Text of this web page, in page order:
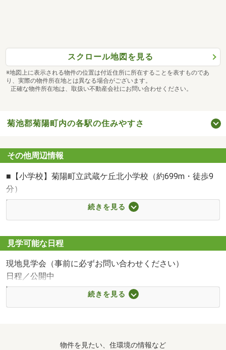
スクロール地図を見る
※地図上に表示される物件の位置は付近住所に所在することを表すものであ
り、実際の物件所在地とは異なる場合がございます。
正確な物件所在地は、取扱い不動産会社にお問い合わせください。
菊池郡菊陽町内の各駅の住みやすさ
その他周辺情報
■【小学校】菊陽町立武蔵ケ丘北小学校（約699m・徒歩9
分）
■【中学校】菊陽町立武蔵ケ丘中学校（約1419m・徒歩18
8分）
■【ショッピングセンター】にじの森プラザ（約692m・徒
歩9分）
■【スーパー】マルキョウ合志店（約991m・徒歩13分）
続きを見る
見学可能な日程
現地見学会（事前に必ずお問い合わせください）
日程／公開中
時間／8:00～22:00
・当日見学も他案内(時間)が重ならない限り大歓迎です。
続きを見る
物件を見たい、住環境の情報など